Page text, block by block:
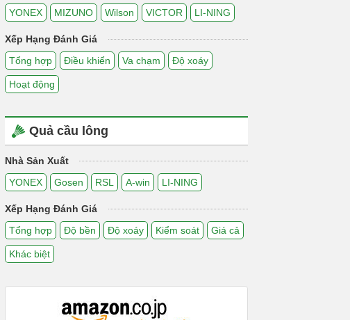
YONEX
MIZUNO Wilson VICTOR LI-NING
Xếp Hạng Đánh Giá
Tổng hợp
Điều khiển Va chạm Độ xoáy
Hoạt động
Quả cầu lông
Nhà Sản Xuất
YONEX
Gosen RSL A-win LI-NING
Xếp Hạng Đánh Giá
Tổng hợp
Độ bền Độ xoáy Kiểm soát Giá cả
Khác biệt